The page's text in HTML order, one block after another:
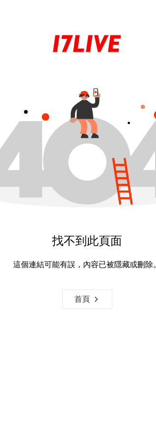
找不到此頁面
這個連結可能有誤，內容已被隱藏或刪除。
首頁